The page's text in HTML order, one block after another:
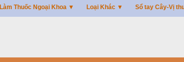
Làm Thuốc Ngoại Khoa ▼ Loại Khác ▼ Sổ tay Cây-Vị